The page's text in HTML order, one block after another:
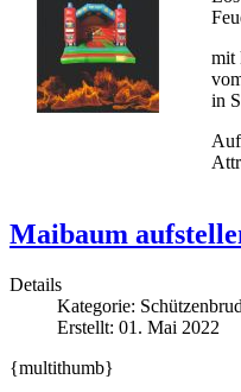
mit
in
Maibaum
Details
Kategorie:
Erstellt: 01. Mai 2022
{multithumb}